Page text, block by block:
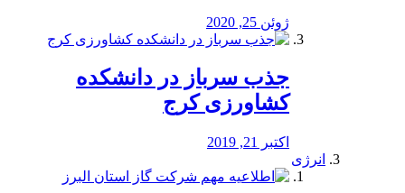
ژوئن 25, 2020
جذب سرباز در دانشکده
کشاورزی کرج
اکتبر 21, 2019
انرژی